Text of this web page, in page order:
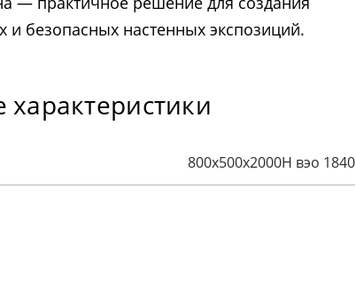
и безопасных настенных экспозиций.
800х500х2000H вэо 1840